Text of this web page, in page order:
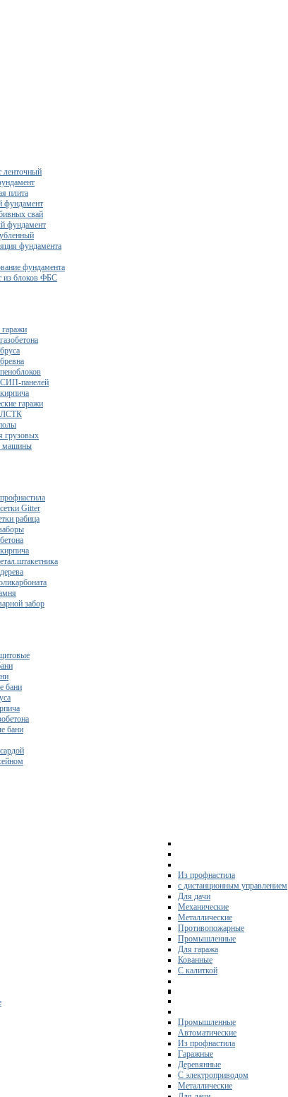
ленточный
плита
фундамент
свай
фундамент
фундамента
фундамента
из блоков ФБС
панелей
гаражи
ЛСТК
грузовых
машины
Gitter
рабица
забор
бани
бани
Из профнастила
с дистанционным управлением
Для дачи
Механические
Металлические
Противопожарные
Промышленные
Для гаража
Кованные
С калиткой
Промышленные
Автоматические
Из профнастила
Гаражные
Деревянные
С электроприводом
Металлические